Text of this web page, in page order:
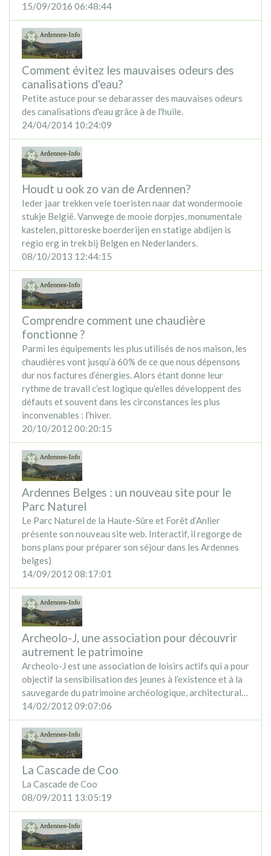
15/09/2016 06:48:44
Comment évitez les mauvaises odeurs des
canalisations d'eau?
Petite astuce pour se debarasser des mauvaises odeurs
des canalisations d'eau grâce à de l'huile.
24/04/2014 10:24:09
Houdt u ook zo van de Ardennen?
Ieder jaar trekken vele toeristen naar dat wondermooie
stukje België. Vanwege de mooie dorpjes, monumentale
kastelen, pittoreske boerderijen en statige abdijen is
regio erg in trek bij Belgen en Nederlanders.
08/10/2013 12:44:15
Comprendre comment une chaudière
fonctionne ?
Parmi les équipements les plus utilisés de nos maison, les
chaudières vont jusqu’à 60% de ce que nous dépensons
dur nos factures d’énergies. Alors étant donne leur
rythme de travail c’est logique qu’elles développent des
défauts et souvent dans les circonstances les plus
inconvenables : l’hiver.
20/10/2012 00:20:15
Ardennes Belges : un nouveau site pour le
Parc Naturel
Le Parc Naturel de la Haute-Sûre et Forêt d’Anlier
présente son nouveau site web. Interactif, il regorge de
bons plans pour préparer son séjour dans les Ardennes
belges)
14/09/2012 08:17:01
Archeolo-J, une association pour découvrir
autrement le patrimoine
Archeolo-J est une association de loisirs actifs qui a pour
objectif la sensibilisation des jeunes à l’existence et à la
sauvegarde du patrimoine archéologique, architectural…
14/02/2012 09:07:06
La Cascade de Coo
La Cascade de Coo
08/09/2011 13:05:19